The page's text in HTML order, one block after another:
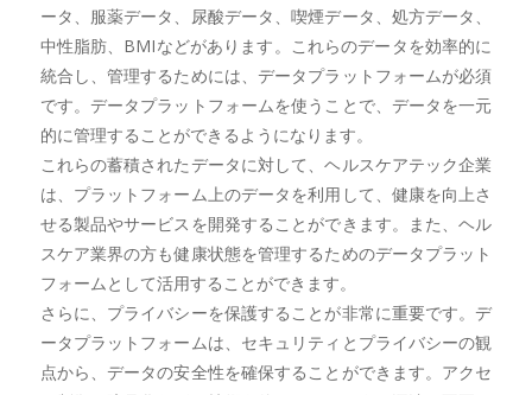
ータ、服薬データ、尿酸データ、喫煙データ、処方データ、
中性脂肪、BMIなどがあります。これらのデータを効率的に
統合し、管理するためには、データプラットフォームが必須
です。データプラットフォームを使うことで、データを一元
的に管理することができるようになります。
これらの蓄積されたデータに対して、ヘルスケアテック企業
は、プラットフォーム上のデータを利用して、健康を向上さ
せる製品やサービスを開発することができます。また、ヘル
スケア業界の方も健康状態を管理するためのデータプラット
フォームとして活用することができます。
さらに、プライバシーを保護することが非常に重要です。デ
ータプラットフォームは、セキュリティとプライバシーの観
点から、データの安全性を確保することができます。アクセ